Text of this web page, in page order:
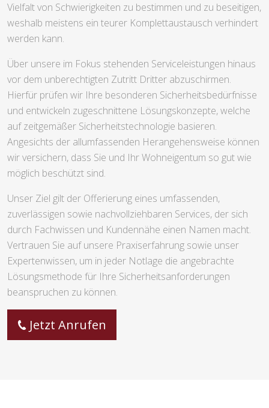
Vielfalt von Schwierigkeiten zu bestimmen und zu beseitigen,
weshalb meistens ein teurer Komplettaustausch verhindert
werden kann.
Über unsere im Fokus stehenden Serviceleistungen hinaus
vor dem unberechtigten Zutritt Dritter abzuschirmen.
Hierfür prüfen wir Ihre besonderen Sicherheitsbedürfnisse
und entwickeln zugeschnittene Lösungskonzepte, welche
auf zeitgemäßer Sicherheitstechnologie basieren.
Angesichts der allumfassenden Herangehensweise können
wir versichern, dass Sie und Ihr Wohneigentum so gut wie
möglich beschützt sind.
Unser Ziel gilt der Offerierung eines umfassenden,
zuverlässigen sowie nachvollziehbaren Services, der sich
durch Fachwissen und Kundennähe einen Namen macht.
Vertrauen Sie auf unsere Praxiserfahrung sowie unser
Expertenwissen, um in jeder Notlage die angebrachte
Lösungsmethode für Ihre Sicherheitsanforderungen
beanspruchen zu können.
Jetzt Anrufen